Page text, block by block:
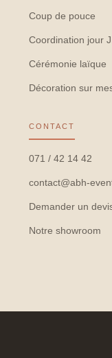
Coup de pouce
Coordination jour J
Cérémonie laïque
Décoration sur
CONTACT
071 / 42 14 42
contact@abh-
Demander un
Notre showroom